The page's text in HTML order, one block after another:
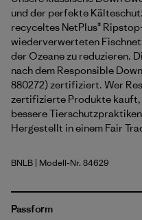
und der perfekte
recyceltes NetPlus®
wiederverwerteten
der Ozeane zu reduzieren.
nach dem Responsible
880272) zertifiziert. Wer
zertifizierte Produkte kauft,
bessere
Hergestellt in einem Fair
Barnacle Blue
BNLB | Modell-Nr. 84629
Passform